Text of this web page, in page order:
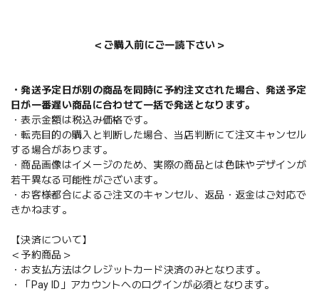
＜ご購入前にご一読下さい＞
・発送予定日が別の商品を同時に予約注文された場合、発送予定
日が一番遅い商品に合わせて一括で発送となります。
・表示金額は税込み価格です。
・転売目的の購入と判断した場合、当店判断にて注文キャンセル
する場合があります。
・商品画像はイメージのため、実際の商品とは色味やデザインが
若干異なる可能性がございます。
・お客様都合によるご注文のキャンセル、返品・返金はご対応で
きかねます。
【決済について】
＜予約商品＞
・お支払方法はクレジットカード決済のみとなります。
・「Pay ID」アカウントへのログインが必須となります。